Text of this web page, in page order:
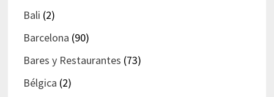
Bali (2)
Barcelona (90)
Bares y Restaurantes (73)
Bélgica (2)